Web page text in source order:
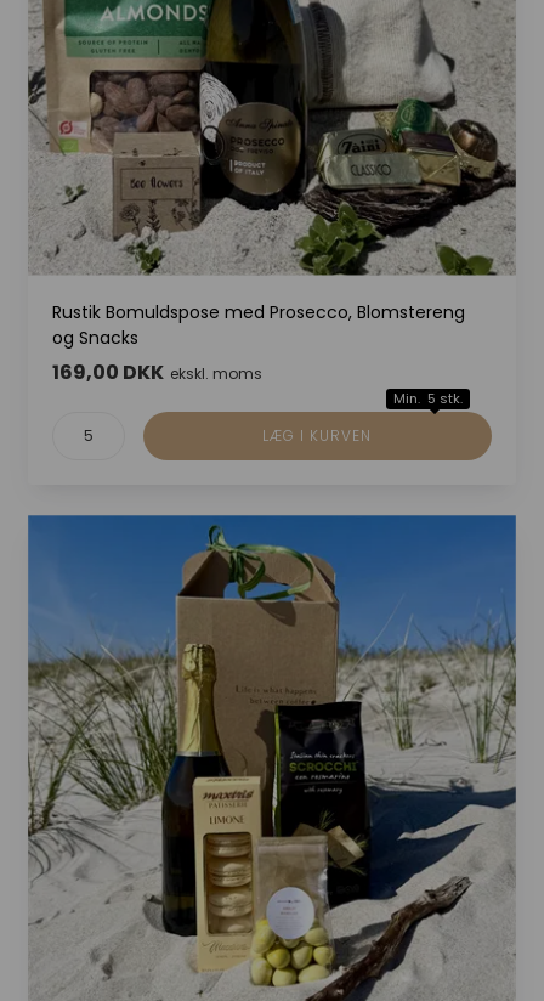
Rustik Bomuldspose med Prosecco, Blomstereng
og Snacks
169,00 DKK ekskl. moms
Min. 5 stk.